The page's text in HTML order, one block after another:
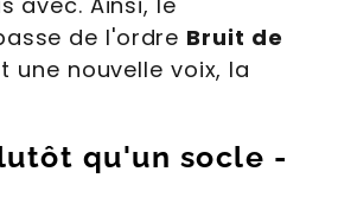
de l'ordre Bruit de
une nouvelle voix, la
qu'un socle -